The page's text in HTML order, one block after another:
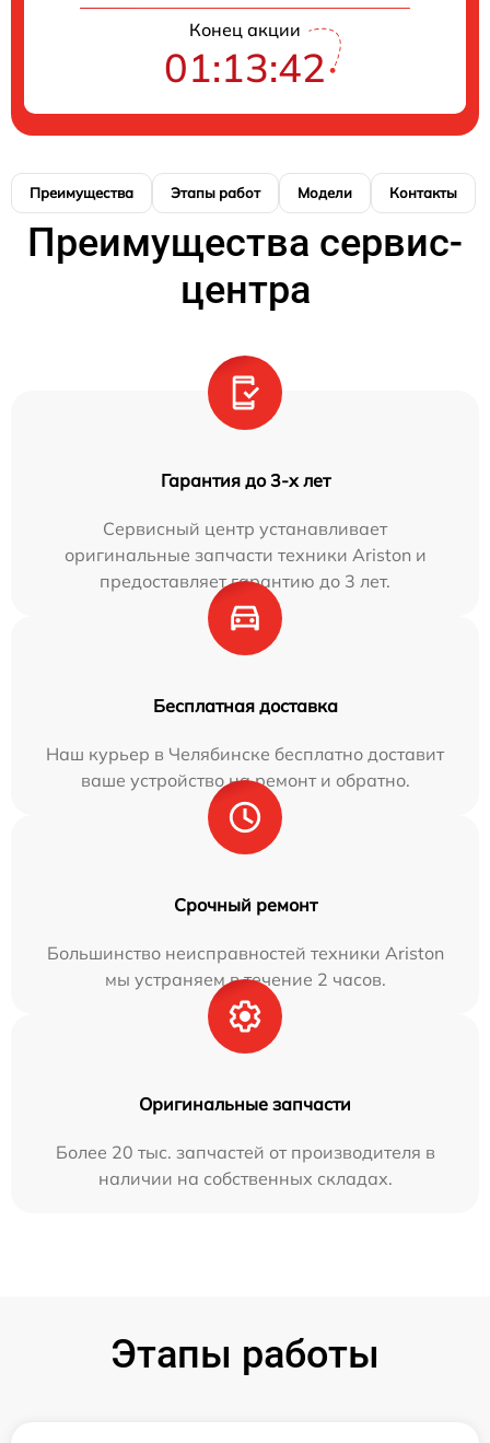
Конец акции
01:13:41
Преимущества Этапы работ Модели Контакты
Преимущества сервис-
центра
Гарантия до 3-х лет
Сервисный центр устанавливает
оригинальные запчасти техники Ariston и
предоставляет гарантию до 3 лет.
Бесплатная доставка
Наш курьер в Челябинске бесплатно доставит
ваше устройство на ремонт и обратно.
Срочный ремонт
Большинство неисправностей техники Ariston
мы устраняем в течение 2 часов.
Оригинальные запчасти
Более 20 тыс. запчастей от производителя в
наличии на собственных складах.
Этапы работы